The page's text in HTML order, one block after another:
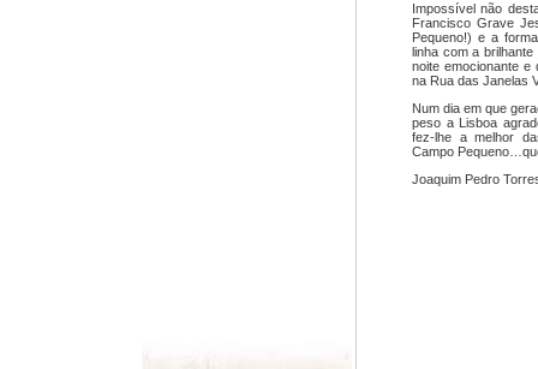
Impossível não
Francisco Grave
Pequeno!) e a
linha com a
noite emocionante e
na Rua das Janelas
Num dia em que
peso a Lisboa
fez-lhe a melhor
Campo
Joaquim Pedro